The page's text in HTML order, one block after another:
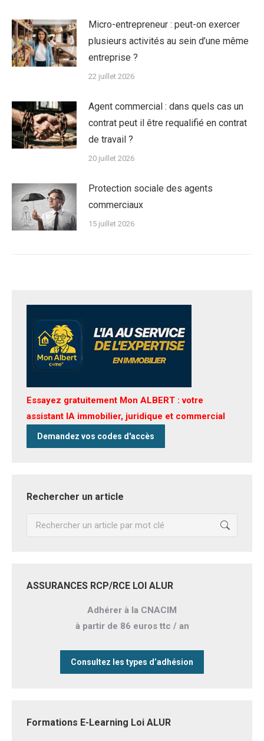
Micro-entrepreneur : peut-on exercer
plusieurs activités au sein d’une même
entreprise ?
22 juillet 2026
Agent commercial : dans quels cas un
contrat peut il être requalifié en contrat
de travail ?
20 juillet 2026
Protection sociale des agents
commerciaux
15 juillet 2026
Essayez gratuitement Mon ALBERT : votre
assistant IA immobilier, juridique et commercial
Demandez vos codes d'accès
Rechercher un article
Recherche
ASSURANCES RCP/RCE LOI ALUR
Adhérer à la CNACIM
à partir de 86 euros ttc / an
Consultez les types d’adhésion
Formations E-Learning Loi ALUR